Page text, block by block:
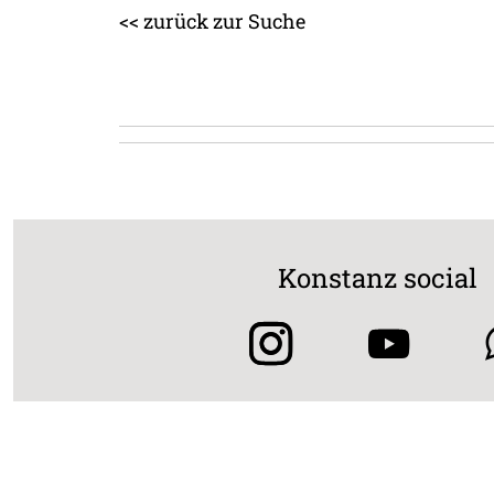
<< zurück zur Suche
Konstanz social